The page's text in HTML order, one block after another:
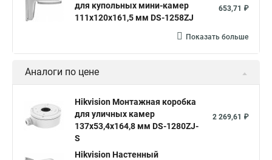
для купольных мини-камер
111x120x161,5 мм DS-1258ZJ
653,71 ₽
Показать больше
Аналоги по цене
Hikvision Монтажная коробка
для уличных камер
137x53,4x164,8 мм DS-1280ZJ-
S
2 269,61 ₽
Hikvision Настенный